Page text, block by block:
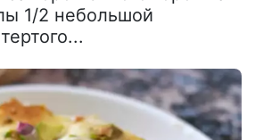
1/2 небольшой